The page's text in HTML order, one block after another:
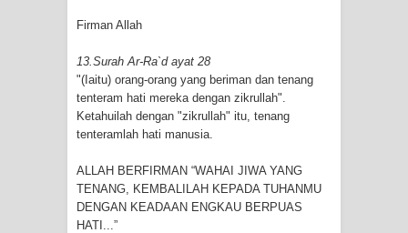
Firman Allah
13.Surah Ar-Ra`d ayat 28
"(Iaitu) orang-orang yang beriman dan tenang
tenteram hati mereka dengan zikrullah".
Ketahuilah dengan "zikrullah" itu, tenang
tenteramlah hati manusia.
ALLAH BERFIRMAN “WAHAI JIWA YANG
TENANG, KEMBALILAH KEPADA TUHANMU
DENGAN KEADAAN ENGKAU BERPUAS
HATI...”